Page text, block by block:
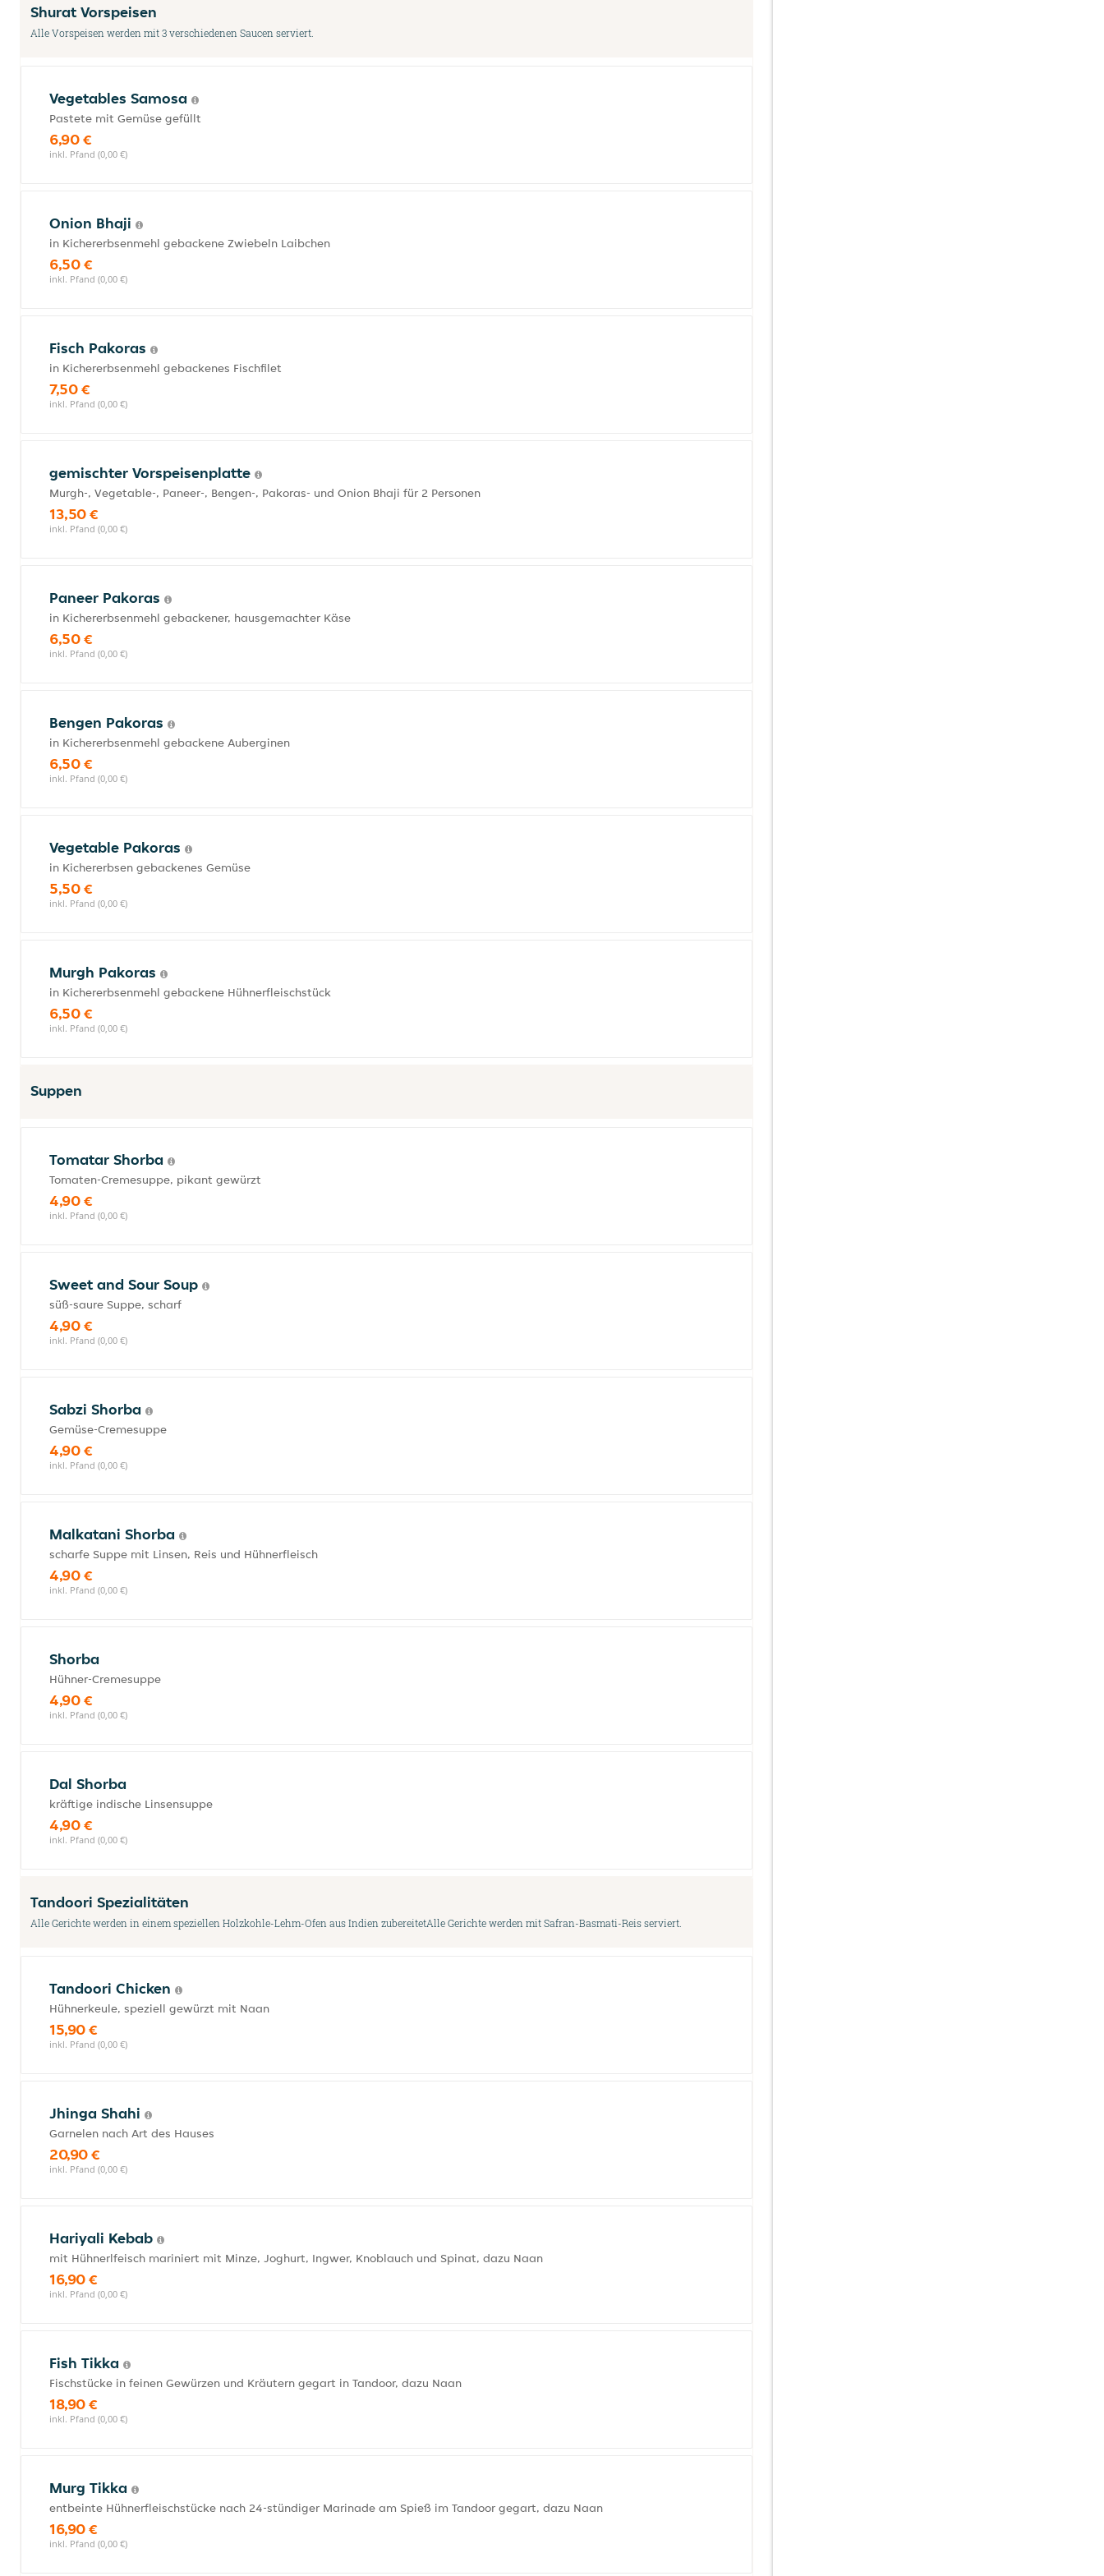
Shurat Vorspeisen
Alle Vorspeisen werden mit 3 verschiedenen Saucen serviert.
Vegetables Samosa
Pastete mit Gemüse gefüllt
6,90 €
inkl. Pfand (0,00 €)
Onion Bhaji
in Kichererbsenmehl gebackene Zwiebeln Laibchen
6,50 €
inkl. Pfand (0,00 €)
Fisch Pakoras
in Kichererbsenmehl gebackenes Fischfilet
7,50 €
inkl. Pfand (0,00 €)
gemischter Vorspeisenplatte
Murgh-, Vegetable-, Paneer-, Bengen-, Pakoras- und Onion Bhaji für 2 Personen
13,50 €
inkl. Pfand (0,00 €)
Paneer Pakoras
in Kichererbsenmehl gebackener, hausgemachter Käse
6,50 €
inkl. Pfand (0,00 €)
Bengen Pakoras
in Kichererbsenmehl gebackene Auberginen
6,50 €
inkl. Pfand (0,00 €)
Vegetable Pakoras
in Kichererbsen gebackenes Gemüse
5,50 €
inkl. Pfand (0,00 €)
Murgh Pakoras
in Kichererbsenmehl gebackene Hühnerfleischstück
6,50 €
inkl. Pfand (0,00 €)
Suppen
Tomatar Shorba
Tomaten-Cremesuppe, pikant gewürzt
4,90 €
inkl. Pfand (0,00 €)
Sweet and Sour Soup
süß-saure Suppe, scharf
4,90 €
inkl. Pfand (0,00 €)
Sabzi Shorba
Gemüse-Cremesuppe
4,90 €
inkl. Pfand (0,00 €)
Malkatani Shorba
scharfe Suppe mit Linsen, Reis und Hühnerfleisch
4,90 €
inkl. Pfand (0,00 €)
Shorba
Hühner-Cremesuppe
4,90 €
inkl. Pfand (0,00 €)
Dal Shorba
kräftige indische Linsensuppe
4,90 €
inkl. Pfand (0,00 €)
Tandoori Spezialitäten
Alle Gerichte werden in einem speziellen Holzkohle-Lehm-Ofen aus Indien zubereitetAlle Gerichte werden mit Safran-Basmati-Reis serviert.
Tandoori Chicken
Hühnerkeule, speziell gewürzt mit Naan
15,90 €
inkl. Pfand (0,00 €)
Jhinga Shahi
Garnelen nach Art des Hauses
20,90 €
inkl. Pfand (0,00 €)
Hariyali Kebab
mit Hühnerlfeisch mariniert mit Minze, Joghurt, Ingwer, Knoblauch und Spinat, dazu Naan
16,90 €
inkl. Pfand (0,00 €)
Fish Tikka
Fischstücke in feinen Gewürzen und Kräutern gegart in Tandoor, dazu Naan
18,90 €
inkl. Pfand (0,00 €)
Murg Tikka
entbeinte Hühnerfleischstücke nach 24-stündiger Marinade am Spieß im Tandoor gegart, dazu Naan
16,90 €
inkl. Pfand (0,00 €)